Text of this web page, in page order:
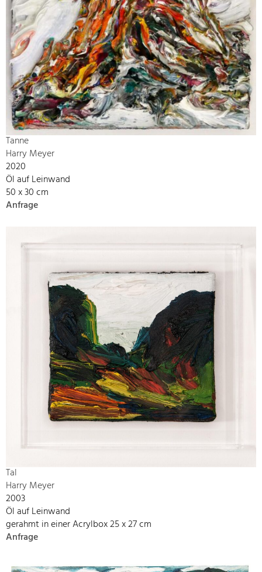
Tanne
Harry Meyer
2020
Öl auf Leinwand
50 x 30 cm
Anfrage
Tal
Harry Meyer
2003
Öl auf Leinwand
gerahmt in einer Acrylbox 25 x 27 cm
Anfrage